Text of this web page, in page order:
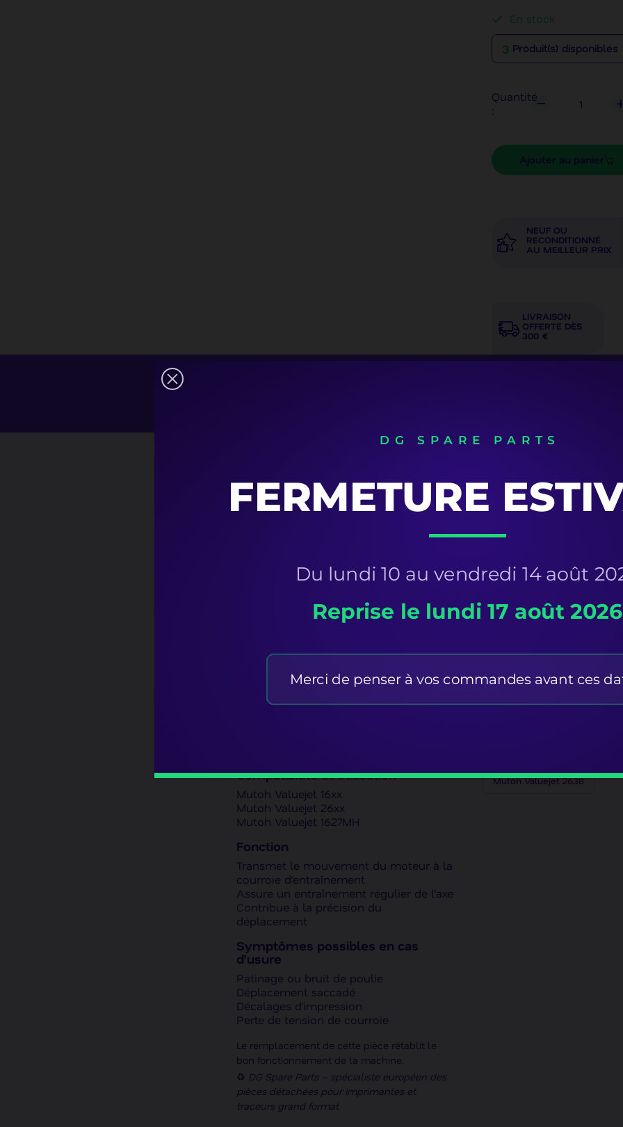
En stock
3 Produit(s) disponibles
Quantité
:
Ajouter au panier
NEUF OU
RECONDITIONNÉ
AU MEILLEUR PRIX
LIVRAISON
OFFERTE DÈS
300 €
PRODUIT
Poulie de décélération de
Pulley Assy) — DG-42457
Deceleration Pulley Assy, DG-42457)équipe
courroie du chariot et contribue à un
déplacement régulier et amorti en fin de
Caractéristiques techniques
Fabricant :Mutoh
Compatibilité et utilisation
Mutoh Valuejet 16xx
Mutoh Valuejet 26xx
Mutoh Valuejet 1627MH
Fonction
Transmet le mouvement du moteur à la
courroie d’entraînement
Assure un entraînement régulier de l’axe
Contribue à la précision du
déplacement
Symptômes possibles en cas
d’usure
Patinage ou bruit de poulie
Déplacement saccadé
Décalages d’impression
Perte de tension de courroie
Le remplacement de cette pièce rétablit le
bon fonctionnement de la machine.
♻️ DG Spare Parts – spécialiste européen des
pièces détachées pour imprimantes et
traceurs grand format.
COMPATIBLE
Mutoh Valuejet 1627MH
Mutoh Valuejet 1628 TD
Mutoh Valuejet 2638